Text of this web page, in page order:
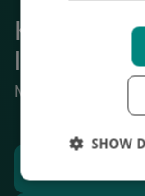
Krijg weer
leven
Mechanische
SHOW